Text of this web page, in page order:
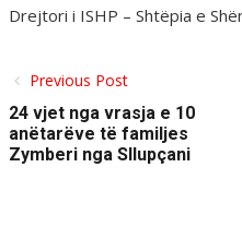
Drejtori i ISHP – Shtëpia e
Previous Post
24 vjet nga vrasja e 10
anëtarëve të familjes
Zymberi nga Sllupçani